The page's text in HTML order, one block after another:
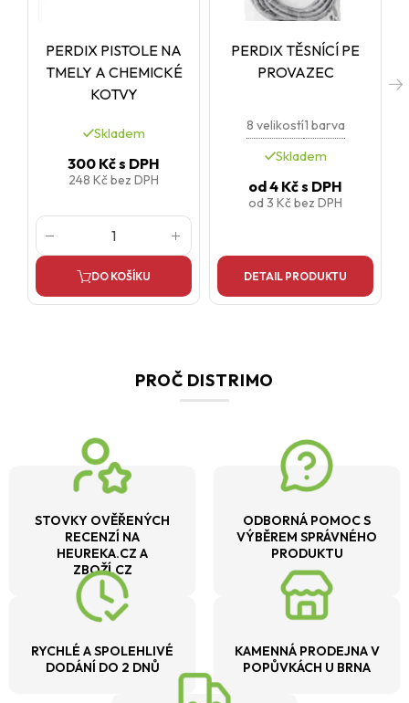
PERDIX PISTOLE NA
TMELY A CHEMICKÉ
KOTVY
Skladem
300 Kčs DPH
248 Kčbez DPH
DO KOŠÍKU
PERDIX TĚSNÍCÍ PE
PROVAZEC
8 velikostí1 barva
Skladem
od4 Kčs DPH
od 3 Kčbez DPH
DETAIL PRODUKTU
PROČ DISTRIMO
STOVKY OVĚŘENÝCH
RECENZÍ NA
HEUREKA.CZ A
ZBOŽÍ.CZ
ODBORNÁ POMOC S
VÝBĚREM SPRÁVNÉHO
PRODUKTU
RYCHLÉ A SPOLEHLIVÉ
DODÁNÍ DO 2 DNŮ
KAMENNÁ PRODEJNA V
POPŮVKÁCH U BRNA